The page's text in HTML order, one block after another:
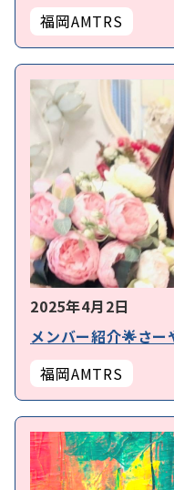
福岡AMTRS
2025年4月2日
メンバー紹介🌟さー
福岡AMTRS